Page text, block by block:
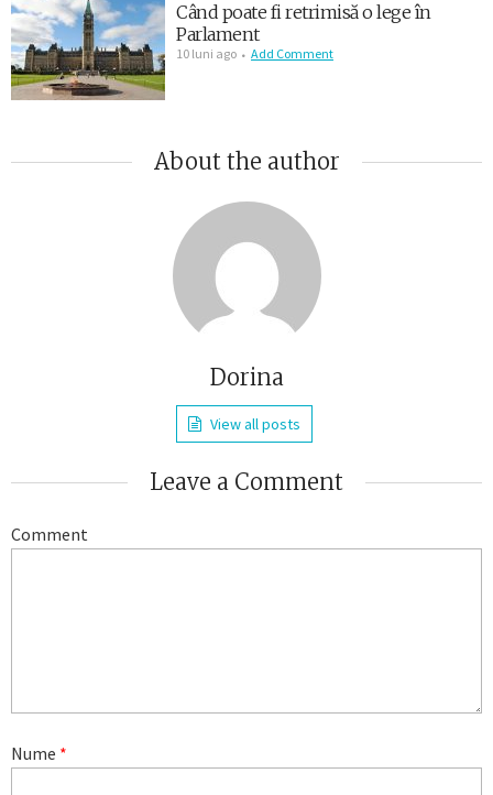
Când poate fi retrimisă o lege în
Parlament
10 luni ago Add Comment
About the author
Dorina
View all posts
Leave a Comment
Comment
Nume *